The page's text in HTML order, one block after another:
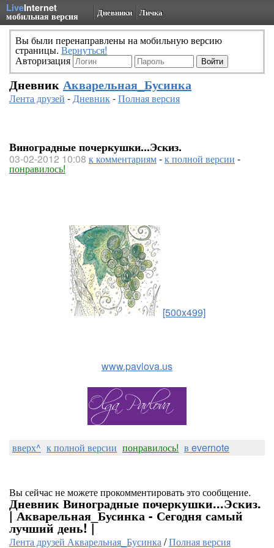
LiveInternet
мобильная версия Дневники Личка
Вы были перенаправлены на мобильную версию
страницы. Вернуться!
Авторизация
Дневник Акварельная_Бусинка
Лента друзей -Дневник-Полная версия
Виноградные почеркушки...Эскиз.
03-02-2012 10:08 к комментариям-к полной версии -
понравилось!
[500x499]
www.pavlova.us
вверх^ к полной версии понравилось! в evernote
Вы сейчас не можете прокомментировать это сообщение.
Дневник Виноградные почеркушки...Эскиз.
| Акварельная_Бусинка - Сегодня самый
лучший день! |
Лента друзей Акварельная_Бусинка/Полная версия